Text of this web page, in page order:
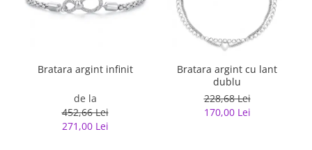
Bratara argint infinit
de la
452,66 Lei
271,00 Lei
Bratara argint cu lant
dublu
228,68 Lei
170,00 Lei